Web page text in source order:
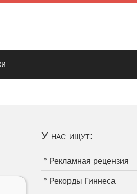
У нас ищут:
Рекламная рецензия
Рекорды Гиннеса